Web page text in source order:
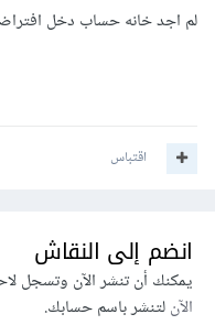
لم اجد خانه حساب دخل
اقتباس
انضم إلى النقاش
يمكنك أن تنشر الآن وتسجل
الآنلتنشر باسم حسابك.